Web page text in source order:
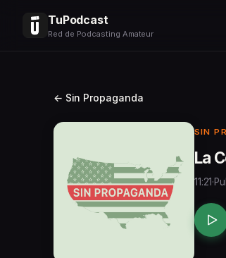
TuPodcast
Red de Podcasting Amateur
← Sin Propaganda
SIN
La
11:21·